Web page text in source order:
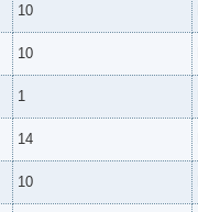
10
10
1
14
10